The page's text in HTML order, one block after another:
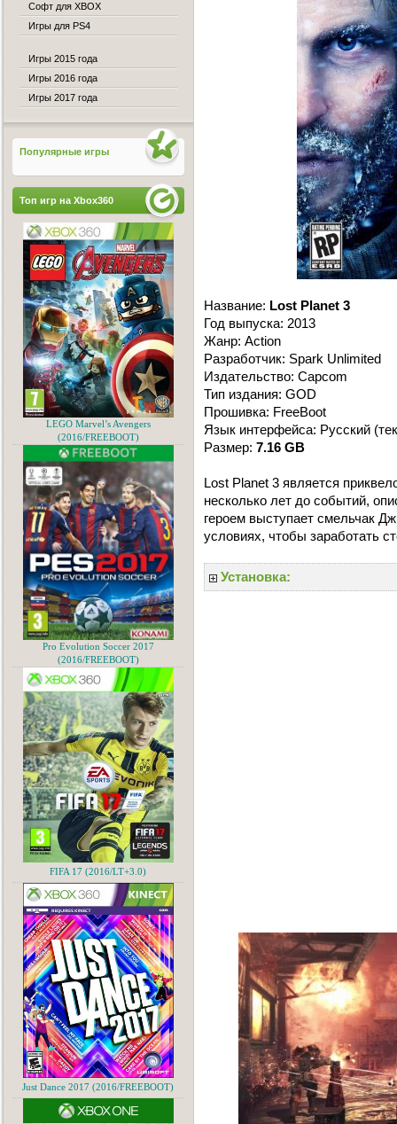
Название: Lost Planet 3
Год выпуска: 2013
Жанр: Action
Разработчик: Spark Unlimited
Издательство: Capcom
Тип издания: GOD
Прошивка: FreeBoot
Язык интерфейса: Русский
Размер: 7.16 GB
Lost Planet 3 является
несколько лет до событий,
героем выступает смельчак
условиях, чтобы заработать
Установка:
Софт для XBOX
Игры для PS4
Игры 2015 года
Игры 2016 года
Игры 2017 года
Популярные игры
Топ игр на Xbox360
LEGO Marvel’s Avengers
(2016/FREEBOOT)
Pro Evolution Soccer 2017
(2016/FREEBOOT)
FIFA 17 (2016/LT+3.0)
Just Dance 2017 (2016/FREEBOOT)